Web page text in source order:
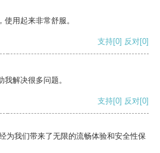
用起来非常舒服。
支持[0] 反对[0]
解决很多问题。
支持[0] 反对[0]
为我们带来了无限的流畅体验和安全性保